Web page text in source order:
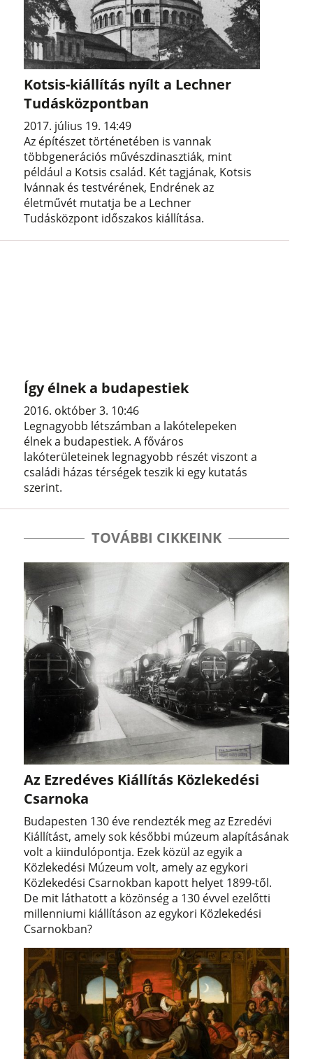
Kotsis-kiállítás nyílt a Lechner
Tudásközpontban
2017. július 19. 14:49
Az építészet történetében is vannak
többgenerációs művészdinasztiák, mint
például a Kotsis család. Két tagjának, Kotsis
Ivánnak és testvérének, Endrének az
életművét mutatja be a Lechner
Tudásközpont időszakos kiállítása.
Így élnek a budapestiek
2016. október 3. 10:46
Legnagyobb létszámban a lakótelepeken
élnek a budapestiek. A főváros
lakóterületeinek legnagyobb részét viszont a
családi házas térségek teszik ki egy kutatás
szerint.
TOVÁBBI CIKKEINK
Az Ezredéves Kiállítás Közlekedési
Csarnoka
Budapesten 130 éve rendezték meg az Ezredévi
Kiállítást, amely sok későbbi múzeum alapításának
volt a kiindulópontja. Ezek közül az egyik a
Közlekedési Múzeum volt, amely az egykori
Közlekedési Csarnokban kapott helyet 1899-től.
De mit láthatott a közönség a 130 évvel ezelőtti
millenniumi kiállításon az egykori Közlekedési
Csarnokban?